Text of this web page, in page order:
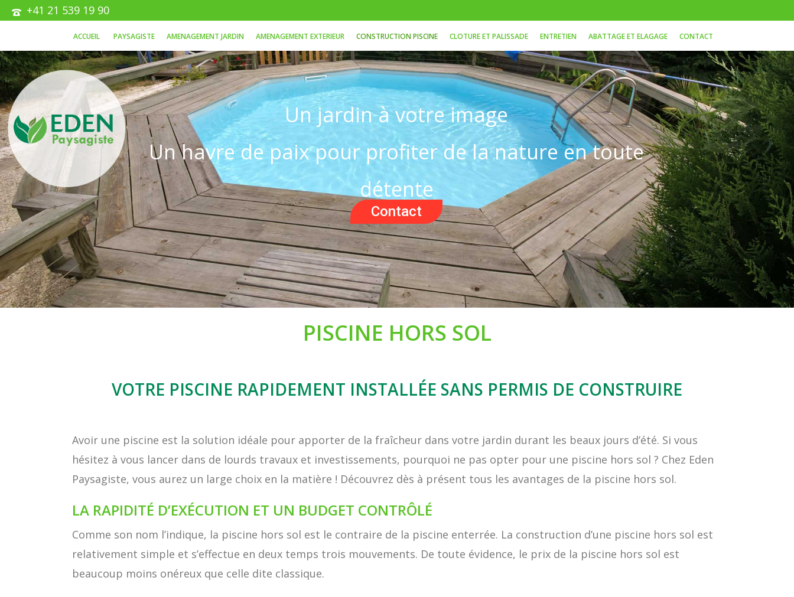
+41 21 539 19 90
ACCUEIL PAYSAGISTE AMENAGEMENT JARDIN AMENAGEMENT EXTERIEUR CONSTRUCTION PISCINE CLOTURE ET PALISSADE ENTRETIEN ABATTAGE ET ELAGAGE CONTACT
Un jardin à votre image
Un havre de paix pour profiter de la nature en toute
détente
Contact
PISCINE HORS SOL
VOTRE PISCINE RAPIDEMENT INSTALLÉE SANS PERMIS DE CONSTRUIRE
Avoir une piscine est la solution idéale pour apporter de la fraîcheur dans votre jardin durant les beaux jours d’été. Si vous
hésitez à vous lancer dans de lourds travaux et investissements, pourquoi ne pas opter pour une piscine hors sol ? Chez Eden
Paysagiste, vous aurez un large choix en la matière ! Découvrez dès à présent tous les avantages de la piscine hors sol.
LA RAPIDITÉ D’EXÉCUTION ET UN BUDGET CONTRÔLÉ
Comme son nom l’indique, la piscine hors sol est le contraire de la piscine enterrée. La construction d’une piscine hors sol est
relativement simple et s’effectue en deux temps trois mouvements. De toute évidence, le prix de la piscine hors sol est
beaucoup moins onéreux que celle dite classique.